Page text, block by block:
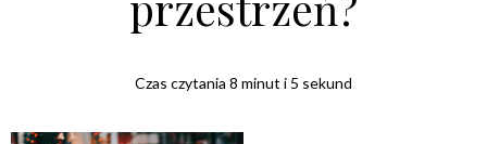
Czas czytania 8 minut i 5 sekund